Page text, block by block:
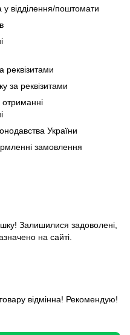
у відділення/поштомати
за реквізитами
України
замовлення
Залишилися задоволені,
на сайті.
відмінна! Рекомендую!